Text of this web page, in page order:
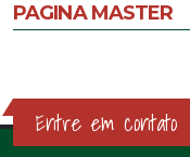
PAGINA MASTER
Entre em contato